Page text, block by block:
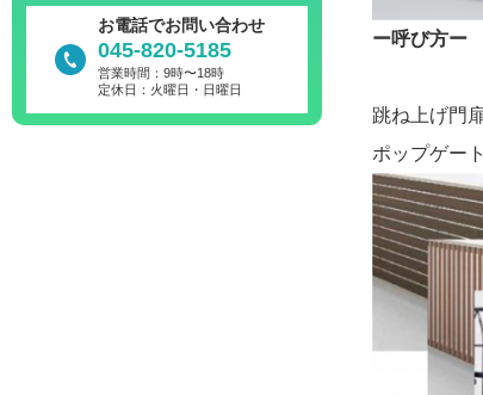
お電話でお問い合わせ
045-820-5185
営業時間：9時〜18時
定休日：火曜日・日曜日
ー呼び方ー
跳ね上げ門
ポップゲー